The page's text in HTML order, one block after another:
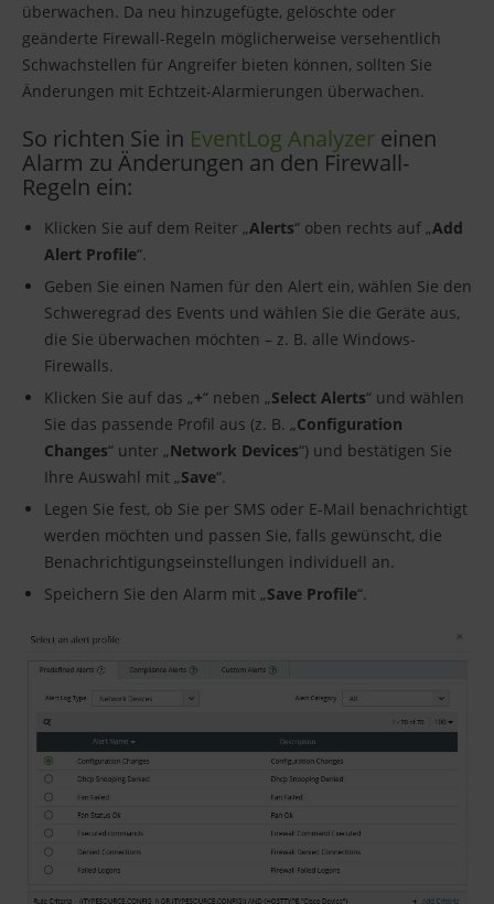
überwachen. Da neu hinzugefügte, gelöschte oder
geänderte Firewall-Regeln möglicherweise versehentlich
Schwachstellen für Angreifer bieten können, sollten Sie
Änderungen mit Echtzeit-Alarmierungen überwachen.
So richten Sie in EventLog Analyzer einen
Alarm zu Änderungen an den Firewall-
Regeln ein:
Klicken Sie auf dem Reiter „Alerts“ oben rechts auf „Add
Alert Profile“.
Geben Sie einen Namen für den Alert ein, wählen Sie den
Schweregrad des Events und wählen Sie die Geräte aus,
die Sie überwachen möchten – z. B. alle Windows-
Firewalls.
Klicken Sie auf das „+“ neben „Select Alerts“ und wählen
Sie das passende Profil aus (z. B. „Configuration
Changes“ unter „Network Devices“) und bestätigen Sie
Ihre Auswahl mit „Save“.
Legen Sie fest, ob Sie per SMS oder E-Mail benachrichtigt
werden möchten und passen Sie, falls gewünscht, die
Benachrichtigungseinstellungen individuell an.
Speichern Sie den Alarm mit „Save Profile“.